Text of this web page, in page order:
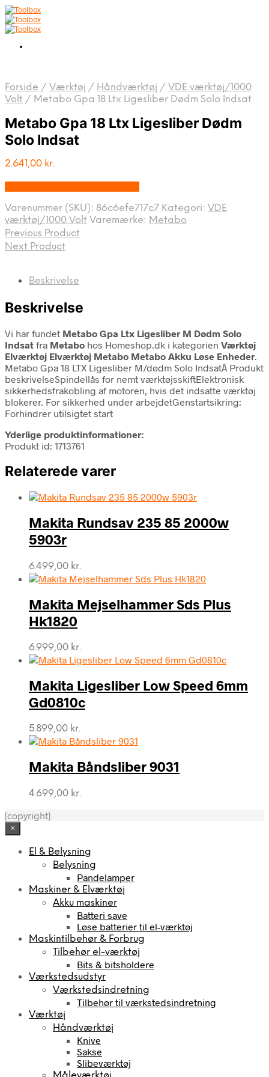
Forside / Værktøj / Håndværktøj / VDE værktøj/1000
Volt / Metabo Gpa 18 Ltx Ligesliber Dødm Solo Indsat
Metabo Gpa 18 Ltx Ligesliber Dødm
Solo Indsat
2.641,00 kr.
Varenummer (SKU): 86c6efe717c7 Kategori: VDE
værktøj/1000 Volt Varemærke: Metabo
Previous Product
Next Product
Beskrivelse
Beskrivelse
Vi har fundet Metabo Gpa Ltx Ligesliber M Dødm Solo
Indsat fra Metabo hos Homeshop.dk i kategorien Værktøj
Elværktøj Elværktøj Metabo Metabo Akku Løse Enheder.
Metabo Gpa 18 LTX Ligesliber M/dødm Solo IndsatÂ Produkt
beskrivelseSpindellås for nemt værktøjsskiftElektronisk
sikkerhedsfrakobling af motoren, hvis det indsatte værktøj
blokerer. For sikkerhed under arbejdetGenstartsikring:
Forhindrer utilsigtet start
Yderlige produktinformationer:
Produkt id: 1713761
Relaterede varer
Makita Rundsav 235 85 2000w
5903r
6.499,00 kr.
Makita Mejselhammer Sds Plus
Hk1820
6.999,00 kr.
Makita Ligesliber Low Speed 6mm
Gd0810c
5.899,00 kr.
Makita Båndsliber 9031
4.699,00 kr.
[copyright]
×
El & Belysning
Belysning
Pandelamper
Maskiner & Elværktøj
Akku maskiner
Batteri save
Løse batterier til el-værktøj
Maskintilbehør & Forbrug
Tilbehør el-værktøj
Bits & bitsholdere
Værkstedsudstyr
Værkstedsindretning
Tilbehør til værkstedsindretning
Værktøj
Håndværktøj
Knive
Sakse
Slibeværktøj